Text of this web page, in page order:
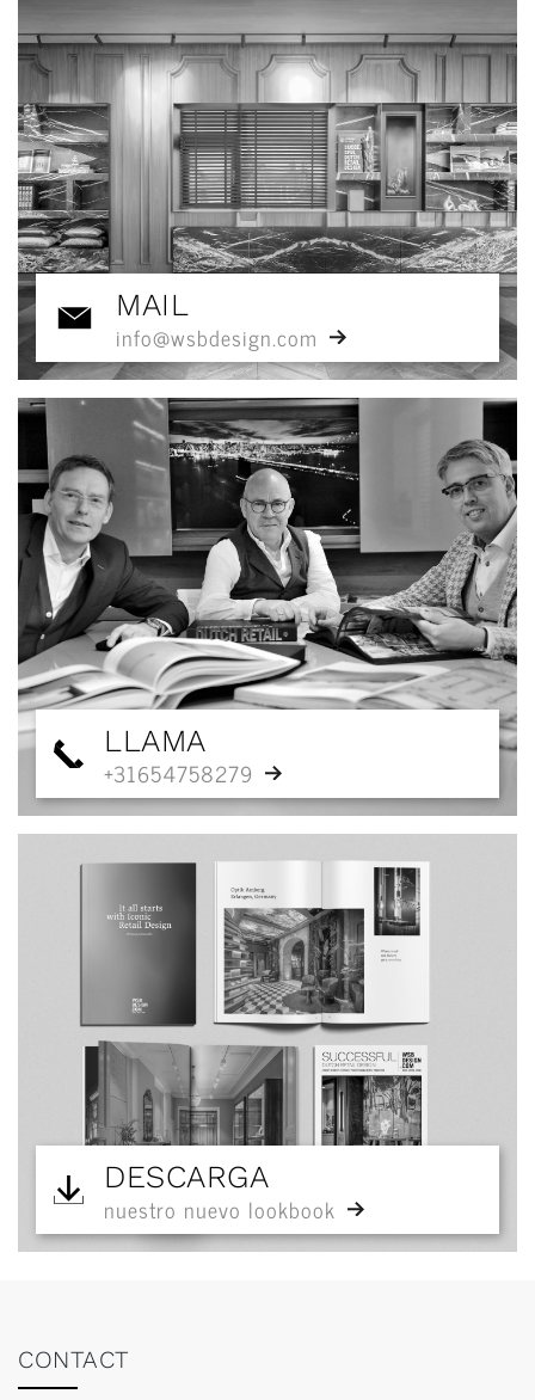
MAIL
info@wsbdesign.com
LLAMA
+31654758279
DESCARGA
nuestro nuevo lookbook
CONTACT